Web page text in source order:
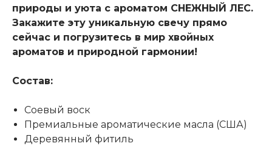
природы и уюта с ароматом СНЕЖНЫЙ ЛЕС.
Закажите эту уникальную свечу прямо
сейчас и погрузитесь в мир хвойных
ароматов и природной гармонии!
Состав:
Соевый воск
Премиальные ароматические масла (США)
Деревянный фитиль